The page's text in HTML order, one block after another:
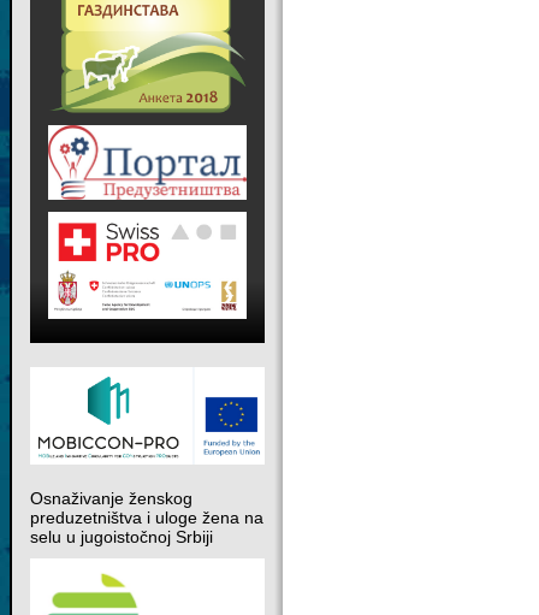
Osnaživanje ženskog
preduzetništva i uloge žena na
selu u jugoistočnoj Srbiji